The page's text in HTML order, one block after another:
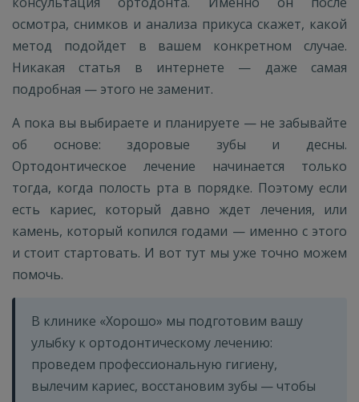
осмотра, снимков и анализа прикуса скажет, какой
метод подойдет в вашем конкретном случае.
Никакая статья в интернете — даже самая
подробная — этого не заменит.
А пока вы выбираете и планируете — не забывайте
об основе: здоровые зубы и десны.
Ортодонтическое лечение начинается только
тогда, когда полость рта в порядке. Поэтому если
есть кариес, который давно ждет лечения, или
камень, который копился годами — именно с этого
и стоит стартовать. И вот тут мы уже точно можем
помочь.
В клинике «Хорошо» мы подготовим вашу
улыбку к ортодонтическому лечению:
проведем профессиональную гигиену,
вылечим кариес, восстановим зубы — чтобы